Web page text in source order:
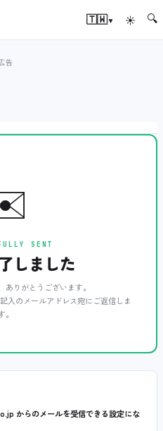
🇹🇼▾ ☀ 🔍
SENT
しました
りがとうございます。
入のメールアドレス宛にご返信しま
。
からのメールを受信できる設定にな